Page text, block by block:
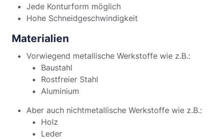
Jede Konturform möglich
Hohe Schneidgeschwindigkeit
Materialien
Vorwiegend metallische Werkstoffe wie z.B.:
Baustahl
Rostfreier Stahl
Aluminium
Aber auch nichtmetallische Werkstoffe wie z.B.:
Holz
Leder